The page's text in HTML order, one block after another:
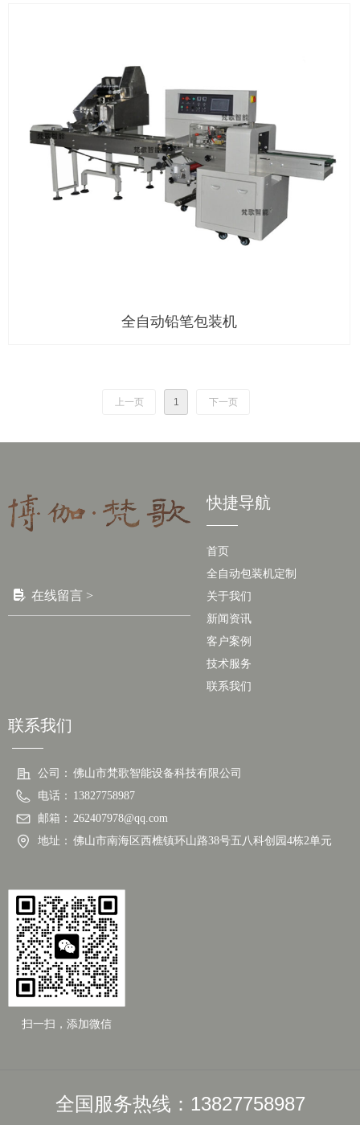
全自动铅笔包装机
上一页 1 下一页
联系我们
公司： 佛山市梵歌智能设备科技有限公司
电话： 13827758987
邮箱： 262407978@qq.com
地址： 佛山市南海区西樵镇环山路38号五八科创园4栋2单元
扫一扫，添加微信
넖 在线留言 >
快捷导航
首页
全自动包装机定制
关于我们
新闻资讯
客户案例
技术服务
联系我们
全国服务热线：13827758987